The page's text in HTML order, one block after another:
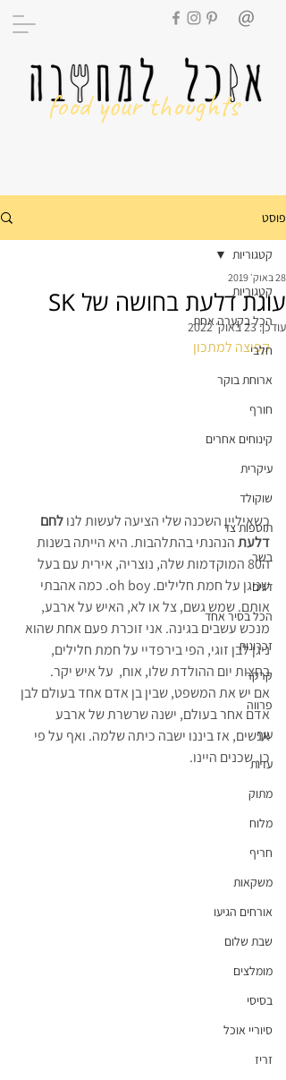
food your thoughts
פוסט
קטגוריות
הכל בקערה אחת
חלבי
ארוחת בוקר
חורף
קינוחים אחרים
עיקרית
שוקולד
תוספות צד
בשר
דגים
הכל בסיר אחד
זכרונות
קרקר
פרווה
עוף
עדות
מתוק
מלוח
חריף
משקאות
אורחים הגיעו
שבת שלום
מומלצים
בסיסי
סיוריי אוכל
זריז
קטגוריות
עוגת דלעת בחושה של SK
28 באוק׳ 2019
עודכן:23 באוק׳ 2022
קפיצה למתכון
כשאיליין השכנה שלי הציעה לעשות לנו לחם
דלעת הנהנתי בהתלהבות. היא הייתה בשנות
ה80 המוקדמות שלה, נוצריה, אירית עם בעל
שניגן על חמת חלילים. oh boy. כמה אהבתי
אותם. שמש גשם, צל או לא, האיש על ארבע,
מנכש עשבים בגינה. אני זוכרת פעם אחת שהוא
ניגן לבן זוגי, הפי בירפדיי על חמת חלילים,
בחצות יום ההולדת שלו, אוח,  על איש יקר.
אם יש את המשפט, שבין בן אדם אחד בעולם לבן
אדם אחר בעולם, ישנה שרשרת של ארבע
אנשים, אז ביננו ישבה כיתה שלמה. ואף על פי
כן. שכנים היינו.